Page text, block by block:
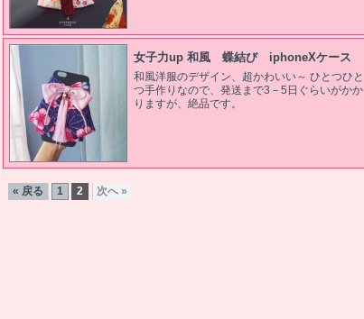
女子力up 和風 蝶結び iphoneXケース
和風洋服のデザイン、超かわいい～ ひとつひと
つ手作りなので、発送まで3－5日ぐらいがかか
りますが、絶品です。
« 戻る 1 2 次へ »